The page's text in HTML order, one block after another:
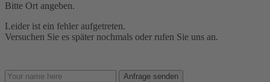
Bitte Ort angeben.
Leider ist ein fehler aufgetreten.
Versuchen Sie es später nochmals oder rufen Sie uns an.
Anfrage senden